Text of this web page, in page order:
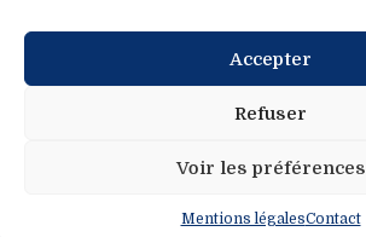
Accepter
Refuser
Voir les préférences
Mentions légalesContact